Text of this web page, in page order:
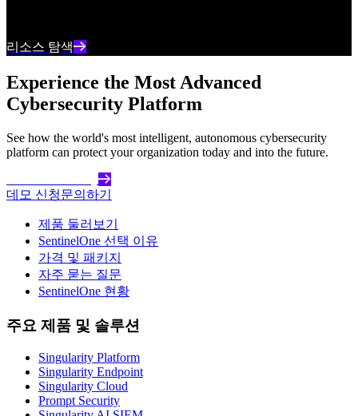
리소스 탐색
Experience the Most Advanced
Cybersecurity Platform
See how the world's most intelligent, autonomous cybersecurity
platform can protect your organization today and into the future.
데모 신청문의하기
제품 둘러보기
SentinelOne 선택 이유
가격 및 패키지
자주 묻는 질문
SentinelOne 현황
주요 제품 및 솔루션
Singularity Platform
Singularity Endpoint
Singularity Cloud
Prompt Security